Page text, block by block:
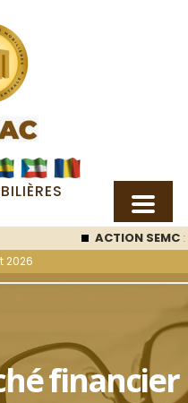
ACTION SEMC:
2026
financier